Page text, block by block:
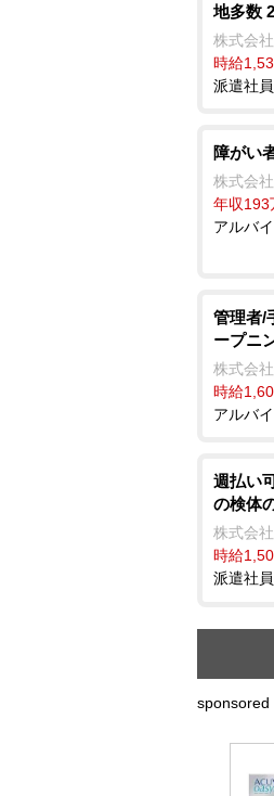
地多数
株式会
時給
派遣社
障がい
株式会
年収193
アルバ
管理者/
ープニ
株式会
時給
アルバ
週払い
の検体
株式会
時給
派遣社
sponsored